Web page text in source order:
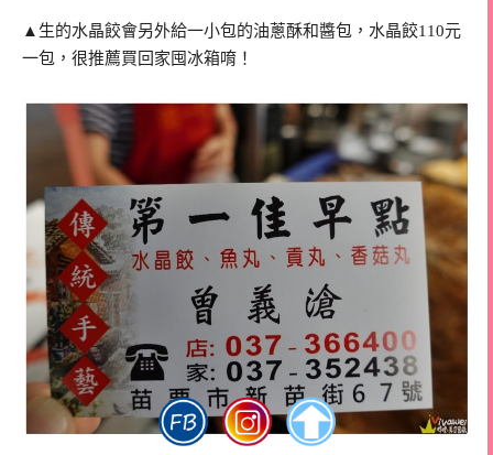
▲生的水晶餃會另外給一小包的油蔥酥和醬包，水晶餃110元
一包，很推薦買回家囤冰箱唷！